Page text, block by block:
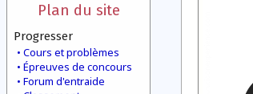
Plan du site
Progresser
Cours et problèmes
Épreuves de concours
Forum d'entraide